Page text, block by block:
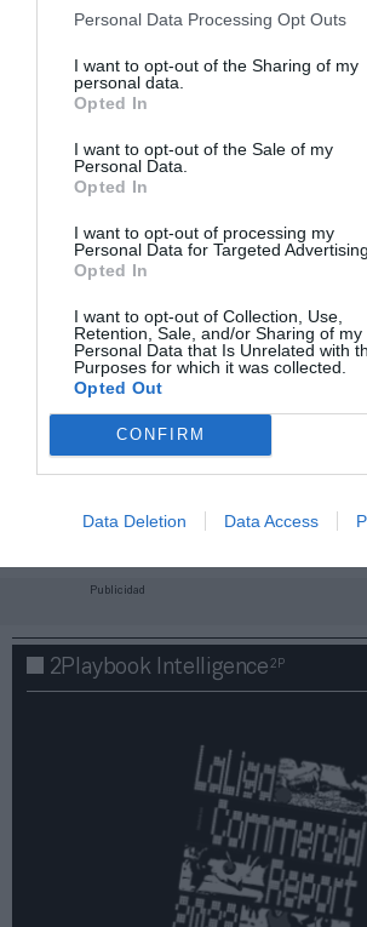
Personal Data Processing Opt Outs
I want to opt-out of the Sharing of my
personal data.
Opted In
I want to opt-out of the Sale of my
Personal Data.
Opted In
I want to opt-out of processing my
Personal Data for Targeted Advertising.
Opted In
I want to opt-out of Collection, Use,
Retention, Sale, and/or Sharing of my
Personal Data that Is Unrelated with
Purposes for which it was collected.
Opted Out
CONFIRM
Data Deletion Data Access
Publicidad
2Playbook Club
y eventos para Socios!​​​​​​​
Publicidad
2Playbook Intelligence2P